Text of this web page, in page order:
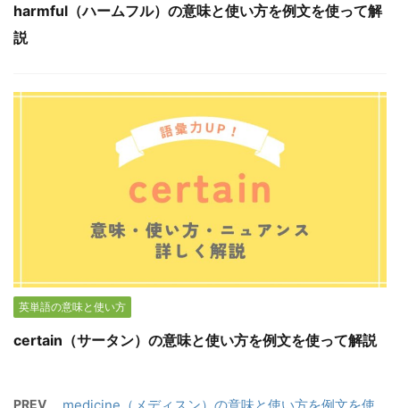
harmful（ハームフル）の意味と使い方を例文を使って解
説
英単語の意味と使い方
certain（サータン）の意味と使い方を例文を使って解説
PREV